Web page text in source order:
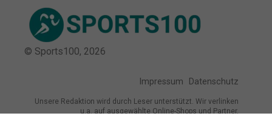
© Sports100, 2026
Impressum Datenschutz
Unsere Redaktion wird durch Leser unterstützt. Wir verlinken
u.a. auf ausgewählte Online-Shops und Partner,